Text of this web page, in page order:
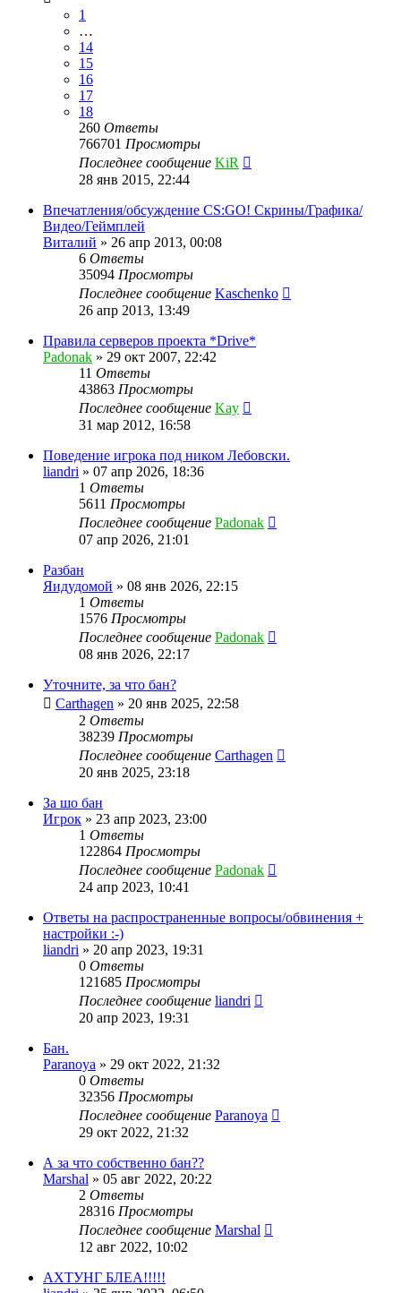
1
…
14
15
16
17
18
260 Ответы
766701 Просмотры
Последнее сообщение KiR
28 янв 2015, 22:44
Впечатления/обсуждение CS:GO! Скрины/Графика/
Видео/Геймплей
Виталий » 26 апр 2013, 00:08
6 Ответы
35094 Просмотры
Последнее сообщение Kaschenko
26 апр 2013, 13:49
Правила серверов проекта *Drive*
Padonak » 29 окт 2007, 22:42
11 Ответы
43863 Просмотры
Последнее сообщение Kay
31 мар 2012, 16:58
Поведение игрока под ником Лебовски.
liandri » 07 апр 2026, 18:36
1 Ответы
5611 Просмотры
Последнее сообщение Padonak
07 апр 2026, 21:01
Разбан
Яидудомой » 08 янв 2026, 22:15
1 Ответы
1576 Просмотры
Последнее сообщение Padonak
08 янв 2026, 22:17
Уточните, за что бан?
Carthagen » 20 янв 2025, 22:58
2 Ответы
38239 Просмотры
Последнее сообщение Carthagen
20 янв 2025, 23:18
За шо бан
Игрок » 23 апр 2023, 23:00
1 Ответы
122864 Просмотры
Последнее сообщение Padonak
24 апр 2023, 10:41
Ответы на распространенные вопросы/обвинения +
настройки :-)
liandri » 20 апр 2023, 19:31
0 Ответы
121685 Просмотры
Последнее сообщение liandri
20 апр 2023, 19:31
Бан.
Paranoya » 29 окт 2022, 21:32
0 Ответы
32356 Просмотры
Последнее сообщение Paranoya
29 окт 2022, 21:32
А за что собственно бан??
Marshal » 05 авг 2022, 20:22
2 Ответы
28316 Просмотры
Последнее сообщение Marshal
12 авг 2022, 10:02
АХТУНГ БЛЕА!!!!!